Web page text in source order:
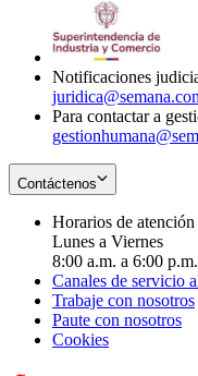
Notificaciones
Para contactar a
Contáctenos
Horarios de atención
Lunes a Viernes
8:00 a.m. a 6:00 p.m.
Canales de servicio
Trabaje con nosotros
Paute con nosotros
Cookies